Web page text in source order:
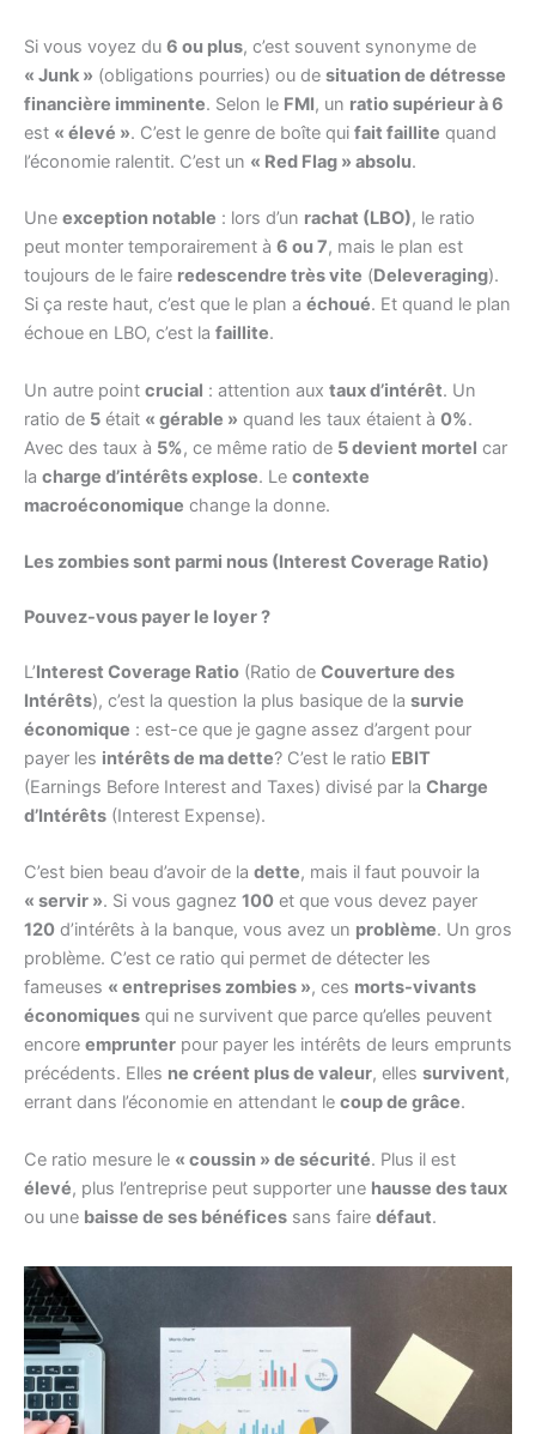
Si vous voyez du 6 ou plus, c’est souvent synonyme de
« Junk » (obligations pourries) ou de situation de détresse
financière imminente. Selon le FMI, un ratio supérieur à 6
est « élevé ». C’est le genre de boîte qui fait faillite quand
l’économie ralentit. C’est un « Red Flag » absolu.
Une exception notable : lors d’un rachat (LBO), le ratio
peut monter temporairement à 6 ou 7, mais le plan est
toujours de le faire redescendre très vite (Deleveraging).
Si ça reste haut, c’est que le plan a échoué. Et quand le plan
échoue en LBO, c’est la faillite.
Un autre point crucial : attention aux taux d’intérêt. Un
ratio de 5 était « gérable » quand les taux étaient à 0%.
Avec des taux à 5%, ce même ratio de 5 devient mortel car
la charge d’intérêts explose. Le contexte
macroéconomique change la donne.
Les zombies sont parmi nous (Interest Coverage Ratio)
Pouvez-vous payer le loyer ?
L’Interest Coverage Ratio (Ratio de Couverture des
Intérêts), c’est la question la plus basique de la survie
économique : est-ce que je gagne assez d’argent pour
payer les intérêts de ma dette? C’est le ratio EBIT
(Earnings Before Interest and Taxes) divisé par la Charge
d’Intérêts (Interest Expense).
C’est bien beau d’avoir de la dette, mais il faut pouvoir la
« servir ». Si vous gagnez 100 et que vous devez payer
120 d’intérêts à la banque, vous avez un problème. Un gros
problème. C’est ce ratio qui permet de détecter les
fameuses « entreprises zombies », ces morts-vivants
économiques qui ne survivent que parce qu’elles peuvent
encore emprunter pour payer les intérêts de leurs emprunts
précédents. Elles ne créent plus de valeur, elles survivent,
errant dans l’économie en attendant le coup de grâce.
Ce ratio mesure le « coussin » de sécurité. Plus il est
élevé, plus l’entreprise peut supporter une hausse des taux
ou une baisse de ses bénéfices sans faire défaut.